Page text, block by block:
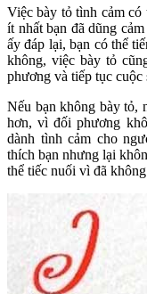
Việc bày tỏ tình cảm có
ít nhất bạn đã dũng
ấy đáp lại, bạn có thể
không, việc bày tỏ
phương và tiếp tục cuộc
Nếu bạn không bày tỏ,
hơn, vì đối phương
dành tình cảm cho
thích bạn nhưng lại
thể tiếc nuối vì đã